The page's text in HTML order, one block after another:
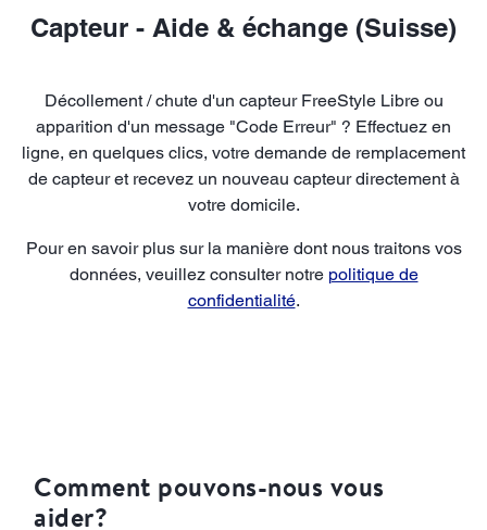
Capteur - Aide & échange (Suisse)
Décollement / chute d'un capteur FreeStyle Libre ou
apparition d'un message "Code Erreur" ? Effectuez en
ligne, en quelques clics, votre demande de remplacement
de capteur et recevez un nouveau capteur directement à
votre domicile.
Pour en savoir plus sur la manière dont nous traitons vos
données, veuillez consulter notre politique de
confidentialité.